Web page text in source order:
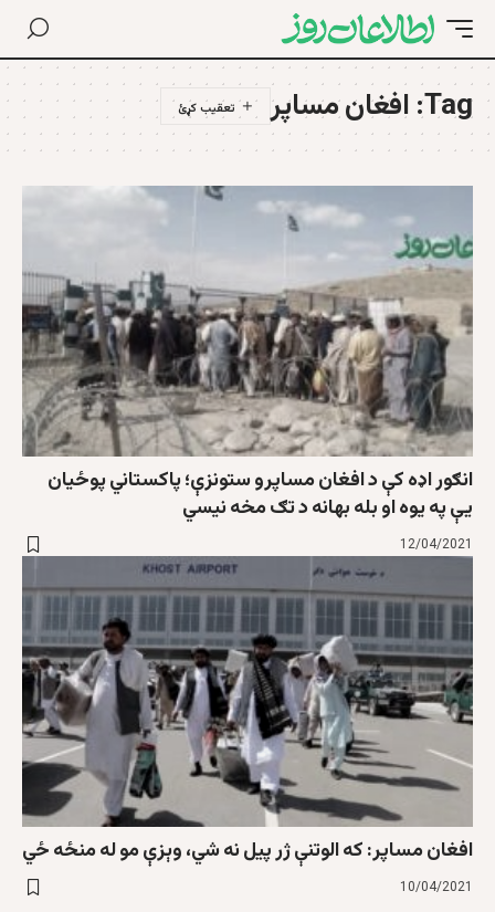
Tag: افغان مساپر
انګور اډه کې د افغان مساپرو ستونزې؛ پاکستاني پوځیان
یې په یوه او بله بهانه د تګ مخه نیسي
12/04/2021
افغان مساپر: که الوتنې ژر پیل نه شي، وېزې مو له منځه ځي
10/04/2021